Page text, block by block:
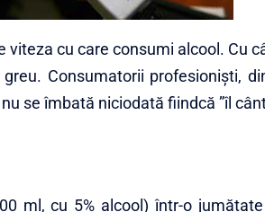
cu care consumi alcool. Cu
Consumatorii profesioniști,
se îmbată niciodată fiindcă ”îl
ml, cu 5% alcool) într-o